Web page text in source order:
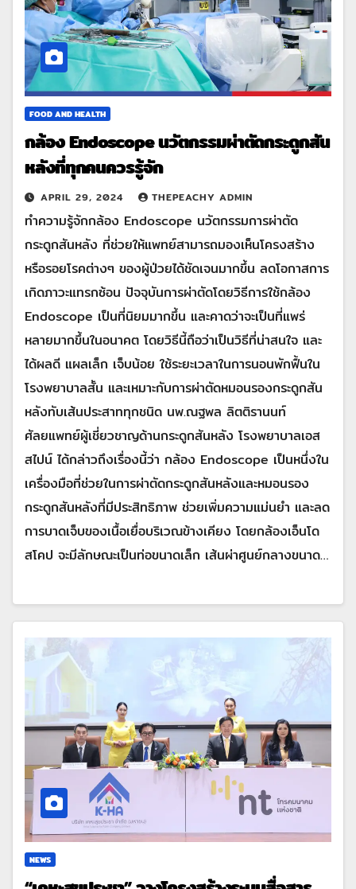
FOOD AND HEALTH
กล้อง Endoscope นวัตกรรมผ่าตัดกระดูกสัน
หลังที่ทุกคนควรรู้จัก
APRIL 29, 2024 THEPEACHY ADMIN
ทำความรู้จักกล้อง Endoscope นวัตกรรมการผ่าตัด
กระดูกสันหลัง ที่ช่วยให้แพทย์สามารถมองเห็นโครงสร้าง
หรือรอยโรคต่างๆ ของผู้ป่วยได้ชัดเจนมากขึ้น ลดโอกาสการ
เกิดภาวะแทรกซ้อน ปัจจุบันการผ่าตัดโดยวิธีการใช้กล้อง
Endoscope เป็นที่นิยมมากขึ้น และคาดว่าจะเป็นที่แพร่
หลายมากขึ้นในอนาคต โดยวิธีนี้ถือว่าเป็นวิธีที่น่าสนใจ และ
ได้ผลดี แผลเล็ก เจ็บน้อย ใช้ระยะเวลาในการนอนพักฟื้นใน
โรงพยาบาลสั้น และเหมาะกับการผ่าตัดหมอนรองกระดูกสัน
หลังทับเส้นประสาททุกชนิด นพ.ณฐพล ลิตติรานนท์
ศัลยแพทย์ผู้เชี่ยวชาญด้านกระดูกสันหลัง โรงพยาบาลเอส
สไปน์ ได้กล่าวถึงเรื่องนี้ว่า กล้อง Endoscope เป็นหนึ่งใน
เครื่องมือที่ช่วยในการผ่าตัดกระดูกสันหลังและหมอนรอง
กระดูกสันหลังที่มีประสิทธิภาพ ช่วยเพิ่มความแม่นยำ และลด
การบาดเจ็บของเนื้อเยื่อบริเวณข้างเคียง โดยกล้องเอ็นโด
สโคป จะมีลักษณะเป็นท่อขนาดเล็ก เส้นผ่าศูนย์กลางขนาด…
NEWS